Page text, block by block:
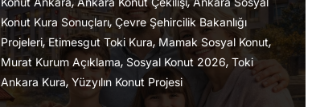
Konut Kura Sonuçları, Çevre Şehircilik Bakanlığı
Projeleri, Etimesgut Toki Kura, Mamak Sosyal Konut,
Murat Kurum Açıklama, Sosyal Konut 2026, Toki
Ankara Kura, Yüzyılın Konut Projesi